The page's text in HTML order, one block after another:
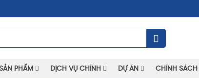
SẢN PHẨM DỊCH VỤ CHÍNH DỰ ÁN CHÍNH SÁCH